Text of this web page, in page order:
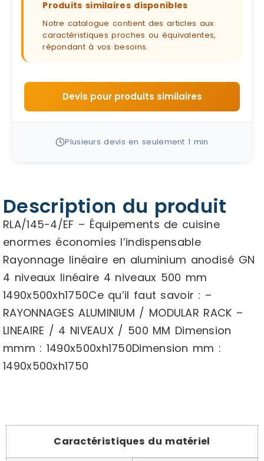
Produits similaires disponibles
Notre catalogue contient des articles aux
caractéristiques proches ou équivalentes,
répondant à vos besoins.
Devis pour produits similaires
Plusieurs devis en seulement 1 min
Description du produit
RLA/145-4/EF – Équipements de cuisine
enormes économies l’indispensable
Rayonnage linéaire en aluminium anodisé GN
4 niveaux linéaire 4 niveaux 500 mm
1490x500xh1750Ce qu’il faut savoir : –
RAYONNAGES ALUMINIUM / MODULAR RACK –
LINEAIRE / 4 NIVEAUX / 500 MM Dimension
mmm : 1490x500xh1750Dimension mm :
1490x500xh1750
Caractéristiques du matériel